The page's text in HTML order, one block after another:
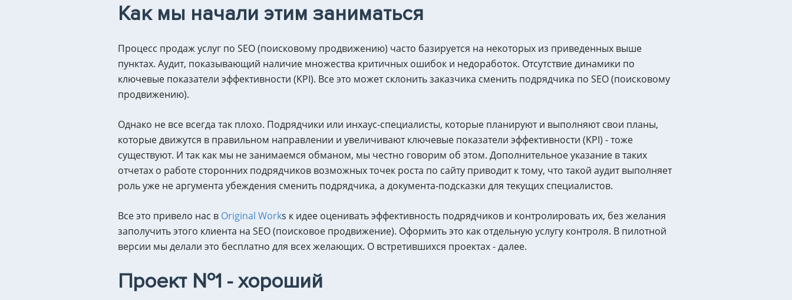
Как мы начали этим заниматься
Процесс продаж услуг по SEO (поисковому продвижению) часто базируется на некоторых из приведенных выше
пунктах. Аудит, показывающий наличие множества критичных ошибок и недоработок. Отсутствие динамики по
ключевые показатели эффективности (KPI). Все это может склонить заказчика сменить подрядчика по SEO (поисковому
продвижению).
Однако не все всегда так плохо. Подрядчики или инхаус-специалисты, которые планируют и выполняют свои планы,
которые движутся в правильном направлении и увеличивают ключевые показатели эффективности (KPI) - тоже
существуют. И так как мы не занимаемся обманом, мы честно говорим об этом. Дополнительное указание в таких
отчетах о работе сторонних подрядчиков возможных точек роста по сайту приводит к тому, что такой аудит выполняет
роль уже не аргумента убеждения сменить подрядчика, а документа-подсказки для текущих специалистов.
Все это привело нас в Original Works к идее оценивать эффективность подрядчиков и контролировать их, без желания
заполучить этого клиента на SEO (поисковое продвижение). Оформить это как отдельную услугу контроля. В пилотной
версии мы делали это бесплатно для всех желающих. О встретившихся проектах - далее.
Проект №1 - хороший